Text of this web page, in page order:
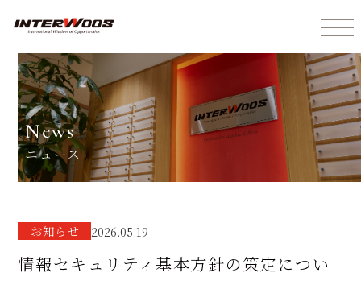
news
ニュース
お知らせ 2026.05.19
情報セキュリティ基本方針の策定につい